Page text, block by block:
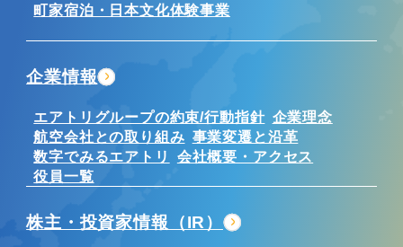
町家宿泊・日本文化体験事業
企業情報
エアトリグループの約束/行動指針 企業理念
航空会社との取り組み 事業変遷と沿革
数字でみるエアトリ
会社概要・アクセス
役員一覧
株主・投資家情報（IR）